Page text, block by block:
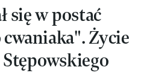
się w postać
Życie